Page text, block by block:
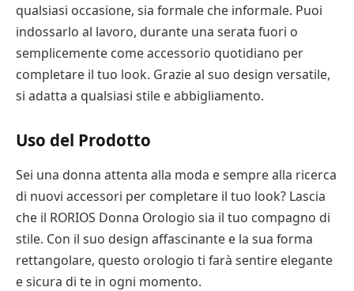
qualsiasi occasione, sia formale che informale. Puoi
indossarlo al lavoro, durante una serata fuori o
semplicemente come accessorio quotidiano per
completare il tuo look. Grazie al suo design versatile,
si adatta a qualsiasi stile e abbigliamento.
Uso del Prodotto
Sei una donna attenta alla moda e sempre alla ricerca
di nuovi accessori per completare il tuo look? Lascia
che il RORIOS Donna Orologio sia il tuo compagno di
stile. Con il suo design affascinante e la sua forma
rettangolare, questo orologio ti farà sentire elegante
e sicura di te in ogni momento.